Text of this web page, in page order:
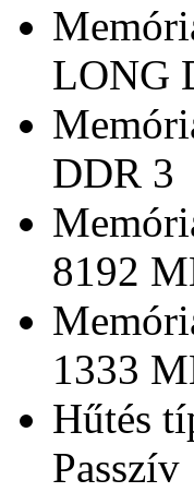
LONG
DDR 3
8192
1333
Hűtés
Passzív